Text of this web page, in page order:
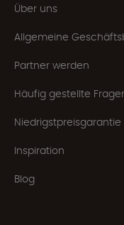
Über uns
Allgemeine
Partner werden
Häufig gestellte
Niedrigstpreisgarantie
Inspiration
Blog